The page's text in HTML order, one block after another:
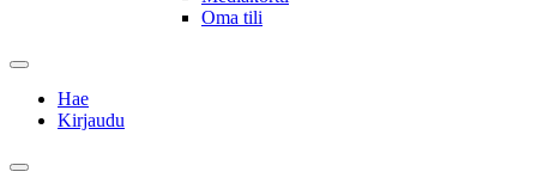
Oma tili
Hae
Kirjaudu